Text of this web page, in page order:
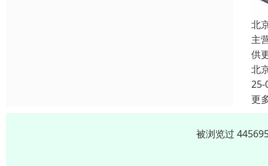
北
主
供
北
25-
更
被浏览过